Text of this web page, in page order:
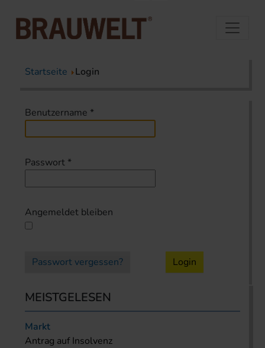
Startseite Login
Benutzername *
Passwort *
Angemeldet bleiben
Passwort vergessen? Login
MEISTGELESEN
Markt
Antrag auf Insolvenz